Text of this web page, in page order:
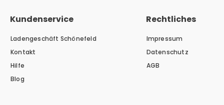
Kundenservice
Ladengeschäft Schönefeld
Kontakt
Hilfe
Blog
Rechtliches
Impressum
Datenschutz
AGB